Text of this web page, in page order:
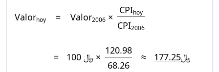
Valorhoy = Valor2006 ×
CPIhoy
CPI2006
= ﷼ 100 ×
120.98
68.26
≈ ﷼177.25